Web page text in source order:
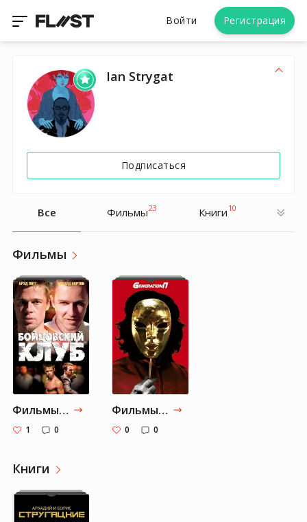
Войти Регистрация
Ian Strygat
Подписаться
Все Фильмы23 Книги 10
Фильмы
Фильмы от Ian-dwoch: Часть 2
1 0
Фильмы от Ian-dwoch: Часть 1
0 0
Книги